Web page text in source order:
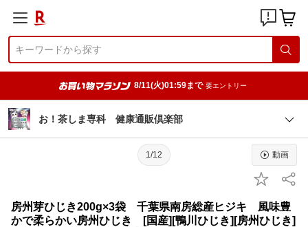
8/11(火)01:59まで 要エントリー
お！茶しま専科 健康通販倶楽部
1/12 動画
房州芽ひじき200g×3袋 千葉県南房総産ヒジキ 風味豊
かで柔らかい房州ひじき [国産][鴨川ひじき][房州ひじき]